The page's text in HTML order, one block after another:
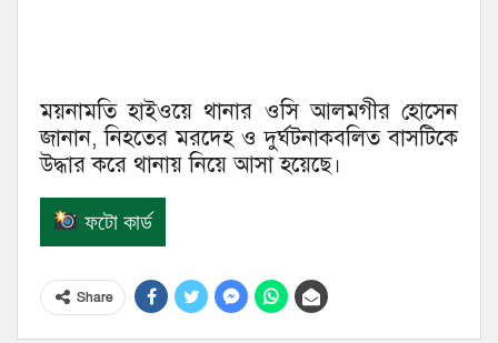
ময়নামতি হাইওয়ে থানার ওসি আলমগীর হোসেন
জানান, নিহতের মরদেহ ও দুর্ঘটনাকবলিত বাসটিকে
উদ্ধার করে থানায় নিয়ে আসা হয়েছে।
ফটো কার্ড
Share